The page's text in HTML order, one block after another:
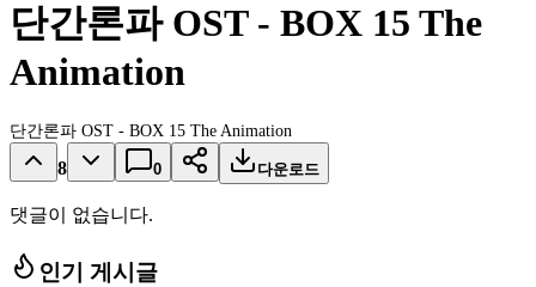
단간론파 OST - BOX 15 The
Animation
단간론파 OST - BOX 15 The Animation
8 0 다운로드
댓글이 없습니다.
인기 게시글